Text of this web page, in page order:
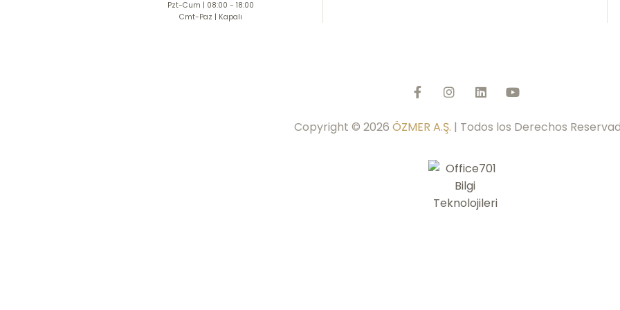
Pzt-Cum | 08:00 - 18:00
Cmt-Paz | Kapalı
Copyright © 2026 ÖZMER A.Ş. | Todos los Derechos